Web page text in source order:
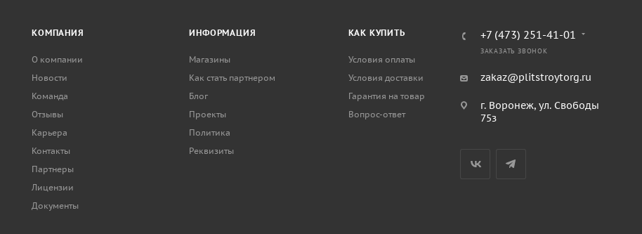
КОМПАНИЯ
О компании
Новости
Команда
Отзывы
Карьера
Контакты
Партнеры
Лицензии
Документы
ИНФОРМАЦИЯ
Магазины
Как стать партнером
Блог
Проекты
Политика
Реквизиты
КАК КУПИТЬ
Условия оплаты
Условия доставки
Гарантия на товар
Вопрос-ответ
+7 (473) 251-41-01
ЗАКАЗАТЬ ЗВОНОК
zakaz@plitstroytorg.ru
г. Воронеж, ул. Свободы
75з